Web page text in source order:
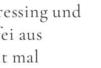
und
aus
mal